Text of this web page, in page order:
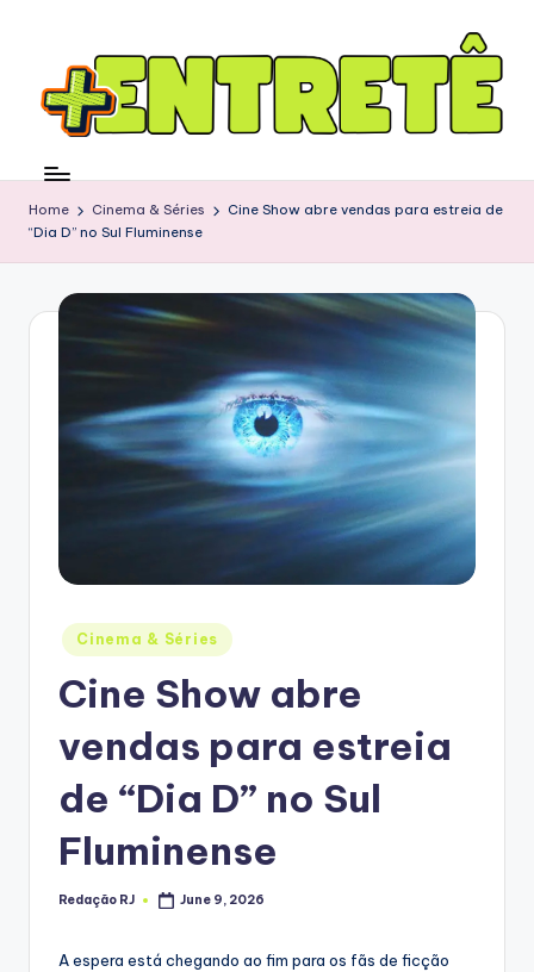
Home Cinema & Séries
Cine Show abre vendas para estreia de
“Dia D” no Sul Fluminense
Posted
in
Cinema & Séries
Cine Show abre
vendas para estreia
de “Dia D” no Sul
Fluminense
Posted
Redação RJ June 9, 2026
A espera está chegando ao fim para os fãs de ficção